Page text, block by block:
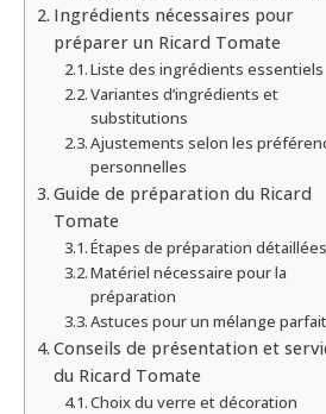
Ingrédients nécessaires pour
préparer un Ricard Tomate
Liste des ingrédients essentiels
Variantes d’ingrédients et
substitutions
Ajustements selon les
personnelles
Guide de préparation du Ricard
Tomate
Étapes de préparation détaillées
Matériel nécessaire pour la
préparation
Astuces pour un mélange parfait
Conseils de présentation et
du Ricard Tomate
Choix du verre et décoration